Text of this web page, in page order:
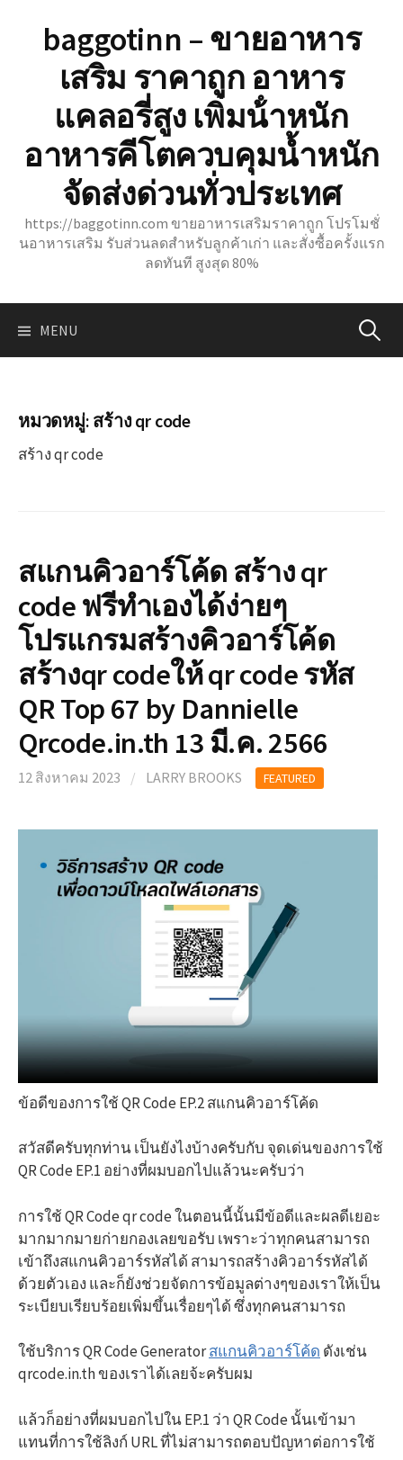
contentbaggotinn – ขายอาหาร
เสริม ราคาถูก อาหาร
แคลอรี่สูง เพิ่มน้ําหนัก
อาหารคีโตควบคุมน้ำหนัก
จัดส่งด่วนทั่วประเทศ
https://baggotinn.com ขายอาหารเสริมราคาถูก โปรโมชั่
นอาหารเสริม รับส่วนลดสำหรับลูกค้าเก่า และสั่งซื้อครั้งแรก
ลดทันที สูงสุด 80%
MENU ค้นหา
หมวดหมู่: สร้าง qr code
สร้าง qr code
สแกนคิวอาร์โค้ด สร้าง qr
code ฟรีทำเองได้ง่ายๆ
โปรแกรมสร้างคิวอาร์โค้ด
สร้างqr codeให้ qr code รหัส
QR Top 67 by Dannielle
Qrcode.in.th 13 มี.ค. 2566
12 สิงหาคม 2023 / LARRY BROOKS FEATURED
ข้อดีของการใช้ QR Code EP.2 สแกนคิวอาร์โค้ด
สวัสดีครับทุกท่าน เป็นยังไงบ้างครับกับ จุดเด่นของการใช้
QR Code EP.1 อย่างที่ผมบอกไปแล้วนะครับว่า
การใช้ QR Code qr code ในตอนนี้นั้นมีข้อดีและผลดีเยอะ
มากมากมายก่ายกองเลยขอรับ เพราะว่าทุกคนสามารถ
เข้าถึงสแกนคิวอาร์รหัสได้ สามารถสร้างคิวอาร์รหัสได้
ด้วยตัวเอง และก็ยังช่วยจัดการข้อมูลต่างๆของเราให้เป็น
ระเบียบเรียบร้อยเพิ่มขึ้นเรื่อยๆได้ ซึ่งทุกคนสามารถ
ใช้บริการ QR Code Generatorสแกนคิวอาร์โค้ด ดังเช่น
qrcode.in.th ของเราได้เลยจ้ะครับผม
แล้วก็อย่างที่ผมบอกไปใน EP.1 ว่า QR Code นั้นเข้ามา
แทนที่การใช้ลิงก์ URL ที่ไม่สามารถตอบปัญหาต่อการใช้